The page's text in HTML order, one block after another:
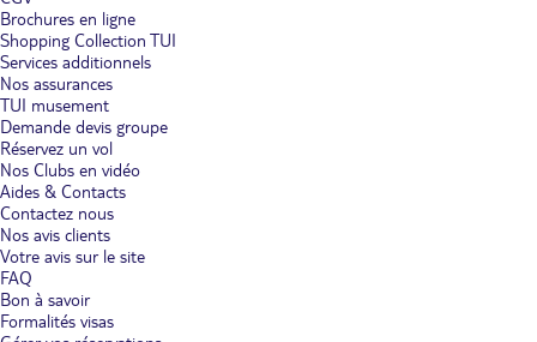
Brochures en ligne
Shopping Collection TUI
Services additionnels
Nos assurances
TUI musement
Demande devis groupe
Réservez un vol
Nos Clubs en vidéo
Aides & Contacts
Contactez nous
Nos avis clients
Votre avis sur le site
FAQ
Bon à savoir
Formalités visas